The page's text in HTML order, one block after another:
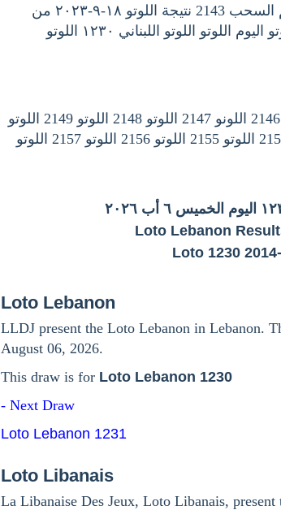
نتائج آخر سحب في اللوتو اللبناني نتائج اللوتو رقم السحب 2143 نتيجة اللوتو ١٨-٩-٢٠٢٣ من
اللوتو 1230 نتائج اللوتو ١٨-٩-٢٠٢٣ سحب اليوم لوتو اليوم اللوتو اللوتو اللبناني ١٢٣٠ اللوتو
ارقام السحوبات المقبلة في اللوتو اللبناني: اللوتو 2146 اللونو 2147 اللوتو 2148 اللوتو 2149 اللوتو
2150 اللوتو 2151 اللوتى 2152 اللوتو 2153 اللوتو 2154 اللوتو 2155 اللوتو 2156 اللوتو 2157 اللوتو
Loto Lebanon
Loto Lebanon
LLDJ present the Loto Lebanon in Lebanon.
August 06, 2026.
This draw is for Loto Lebanon 1230
Next Draw -
Loto Lebanon 1231
Loto Libanais
La Libanaise Des Jeux, Loto Libanais,